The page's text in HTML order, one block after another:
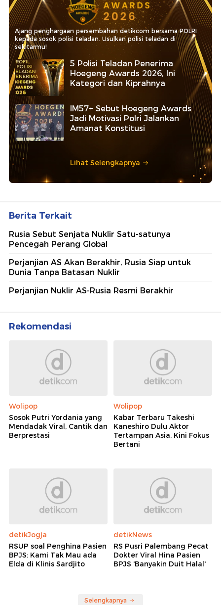
Ajang penghargaan persembahan detikcom bersama POLRI
kepada sosok polisi teladan. Usulkan polisi teladan di
sekitarmu!
5 Polisi Teladan Penerima
Hoegeng Awards 2026, Ini
Kategori dan Kiprahnya
IM57+ Sebut Hoegeng Awards
Jadi Motivasi Polri Jalankan
Amanat Konstitusi
Lihat Selengkapnya
Berita Terkait
Rusia Sebut Senjata Nuklir Satu-satunya
Pencegah Perang Global
Perjanjian AS Akan Berakhir, Rusia Siap untuk
Dunia Tanpa Batasan Nuklir
Perjanjian Nuklir AS-Rusia Resmi Berakhir
Rekomendasi
Wolipop
Sosok Putri Yordania yang
Mendadak Viral, Cantik dan
Berprestasi
Wolipop
Kabar Terbaru Takeshi
Kaneshiro Dulu Aktor
Tertampan Asia, Kini Fokus
Bertani
detikJogja
RSUP soal Penghina Pasien
BPJS: Kami Tak Mau ada
Elda di Klinis Sardjito
detikNews
RS Pusri Palembang Pecat
Dokter Viral Hina Pasien
BPJS 'Banyakin Duit Halal'
Selengkapnya